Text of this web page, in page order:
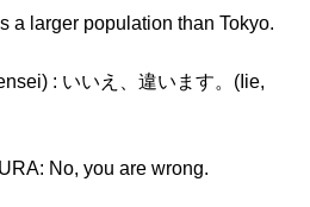
a larger population than Tokyo.
: いいえ、違います。(Iie,
No, you are wrong.